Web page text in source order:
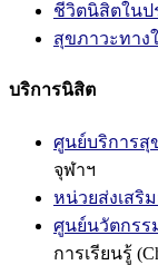
ชีวิตนิสิตในป
สุขภาวะทาง
บริการนิสิต
ศูนย์บริการสุ
จุฬาฯ
หน่วยส่งเสริ
ศูนย์นวัตกรร
การเรียนรู้